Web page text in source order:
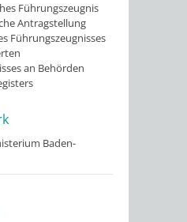
Führungszeugnis
Antragstellung
Führungszeugnisses
an Behörden
Baden-